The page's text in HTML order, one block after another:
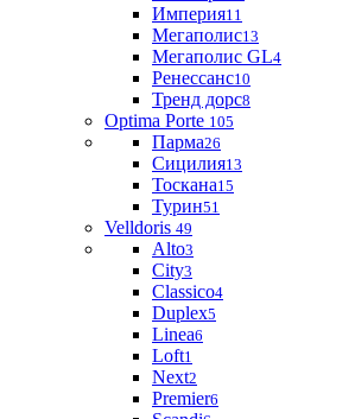
Империя11
Мегаполис13
Мегаполис GL4
Ренессанс10
Тренд дорс8
Optima Porte 105
Парма26
Сицилия13
Тоскана15
Турин51
Velldoris 49
Alto3
City3
Classico4
Duplex5
Linea6
Loft1
Next2
Premier6